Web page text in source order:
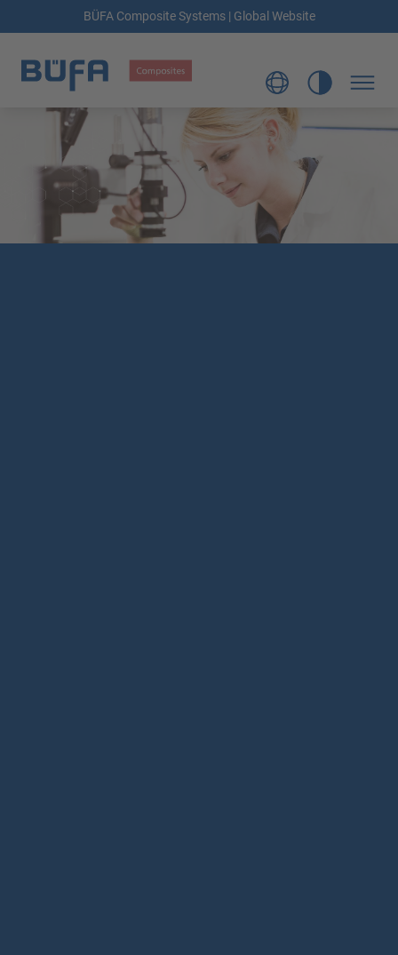
BÜFA Composite Systems | Global Website